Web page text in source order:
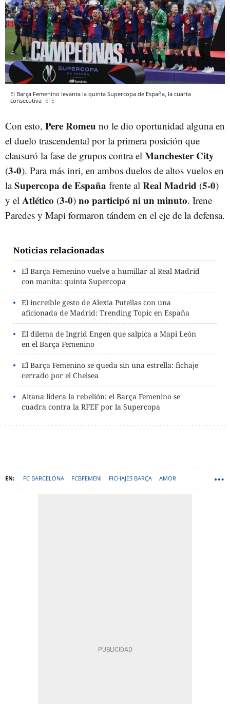
El Barça Femenino levanta la quinta Supercopa de España, la cuarta
consecutiva EFE
Con esto, Pere Romeu no le dio oportunidad alguna en
el duelo trascendental por la primera posición que
clausuró la fase de grupos contra el Manchester City
(3-0). Para más inri, en ambos duelos de altos vuelos en
laSupercopa de España frente al Real Madrid (5-0)
y el Atlético (3-0) no participó ni un minuto. Irene
Paredes y Mapi formaron tándem en el eje de la defensa.
Noticias relacionadas
El Barça Femenino vuelve a humillar al Real Madrid
con manita: quinta Supercopa
El increíble gesto de Alexia Putellas con una
aficionada de Madrid: Trending Topic en España
El dilema de Ingrid Engen que salpica a Mapi León
en el Barça Femenino
El Barça Femenino se queda sin una estrella: fichaje
cerrado por el Chelsea
Aitana lidera la rebelión: el Barça Femenino se
cuadra contra la RFEF por la Supercopa
FC BARCELONA FCBFEMENI FICHAJES BARÇA AMOR